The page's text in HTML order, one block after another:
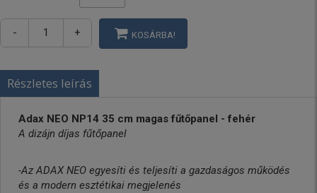
- + KOSÁRBA!
Részletes leírás
Adax NEO NP14 35 cm magas fűtőpanel - fehér
A dizájn díjas fűtőpanel
-Az ADAX NEO egyesíti és teljesíti a gazdaságos működés
és a modern esztétikai megjelenés